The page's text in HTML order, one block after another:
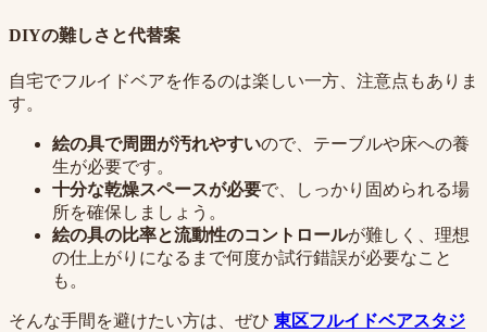
DIYの難しさと代替案
自宅でフルイドベアを作るのは楽しい一方、注意点もありま
す。
絵の具で周囲が汚れやすいので、テーブルや床への養
生が必要です。
十分な乾燥スペースが必要で、しっかり固められる場
所を確保しましょう。
絵の具の比率と流動性のコントロールが難しく、理想
の仕上がりになるまで何度か試行錯誤が必要なこと
も。
そんな手間を避けたい方は、ぜひ 東区フルイドベアスタジ